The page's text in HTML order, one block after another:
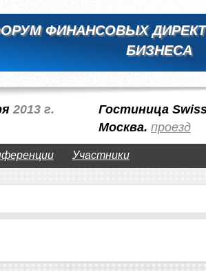
ФИНАНСОВЫХ
БИЗНЕСА
2013 г.
Гостиница
Москва. проезд
Участники